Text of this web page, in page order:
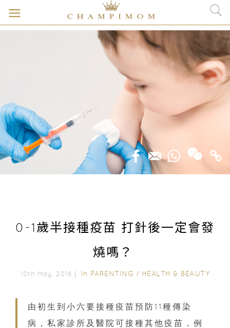
0-1歲半接種疫苗 打針後一定會發
燒嗎？
10th May, 2018｜ In PARENTING / HEALTH & BEAUTY
由初生到小六要接種疫苗預防11種傳染
病，私家診所及醫院可接種其他疫苗，例